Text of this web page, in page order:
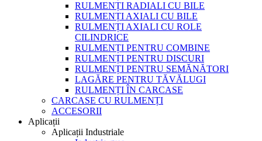
RULMENȚI RADIALI CU BILE
RULMENȚI AXIALI CU BILE
RULMENȚI AXIALI CU ROLE
CILINDRICE
RULMENȚI PENTRU COMBINE
RULMENȚI PENTRU DISCURI
RULMENȚI PENTRU SEMĂNĂTORI
LAGĂRE PENTRU TĂVĂLUGI
RULMENȚI ÎN CARCASE
CARCASE CU RULMENȚI
ACCESORII
Aplicații
Aplicații Industriale